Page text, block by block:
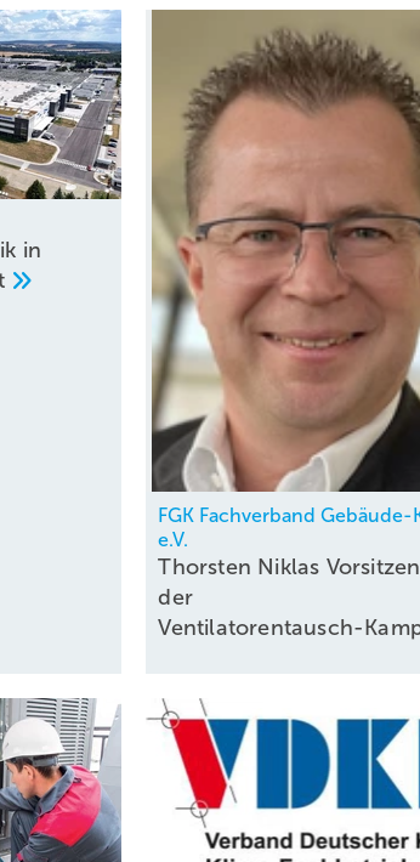
in
FGK Fachverband Gebäude-
e.V.
Thorsten Niklas
der
Ventilatorentausch-